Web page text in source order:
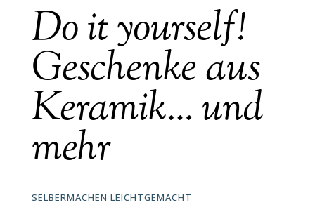
Do it yourself!
Geschenke aus
Keramik… und
mehr
SELBERMACHEN LEICHTGEMACHT